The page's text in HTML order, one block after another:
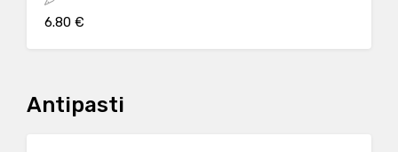
6.80 €
Antipasti